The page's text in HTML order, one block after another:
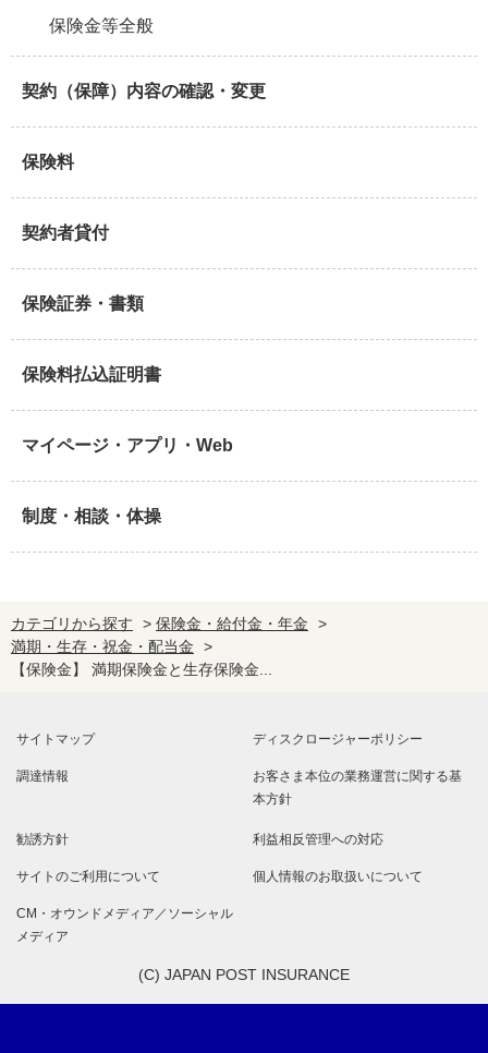
保険金等全般
契約（保障）内容の確認・変更
保険料
契約者貸付
保険証券・書類
保険料払込証明書
マイページ・アプリ・Web
制度・相談・体操
カテゴリから探す > 保険金・給付金・年金
>
満期・生存・祝金・配当金
>
【保険金】 満期保険金と生存保険金...
サイトマップ ディスクロージャーポリシー
調達情報 お客さま本位の業務運営に関する基
本方針
勧誘方針 利益相反管理への対応
サイトのご利用について 個人情報のお取扱いについて
CM・オウンドメディア／ソーシャル
メディア
(C) JAPAN POST INSURANCE